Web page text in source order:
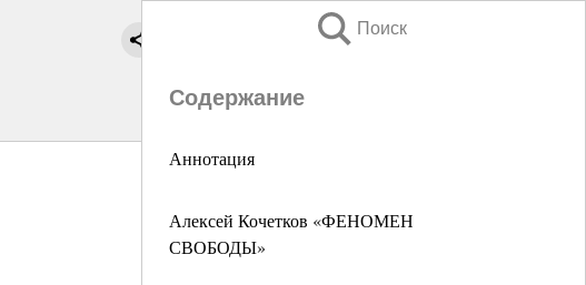
Поиск
Содержание
Аннотация
Алексей Кочетков «ФЕНОМЕН
СВОБОДЫ»